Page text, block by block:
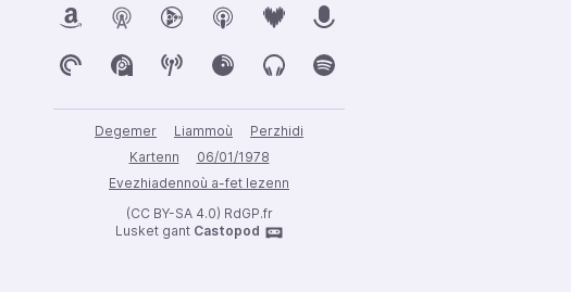
Degemer Liammoù
Perzhidi
Kartenn
06/01/1978
Evezhiadennoù a-fet lezenn
(CC BY-SA 4.0) RdGP.fr
Lusket gant Castopod